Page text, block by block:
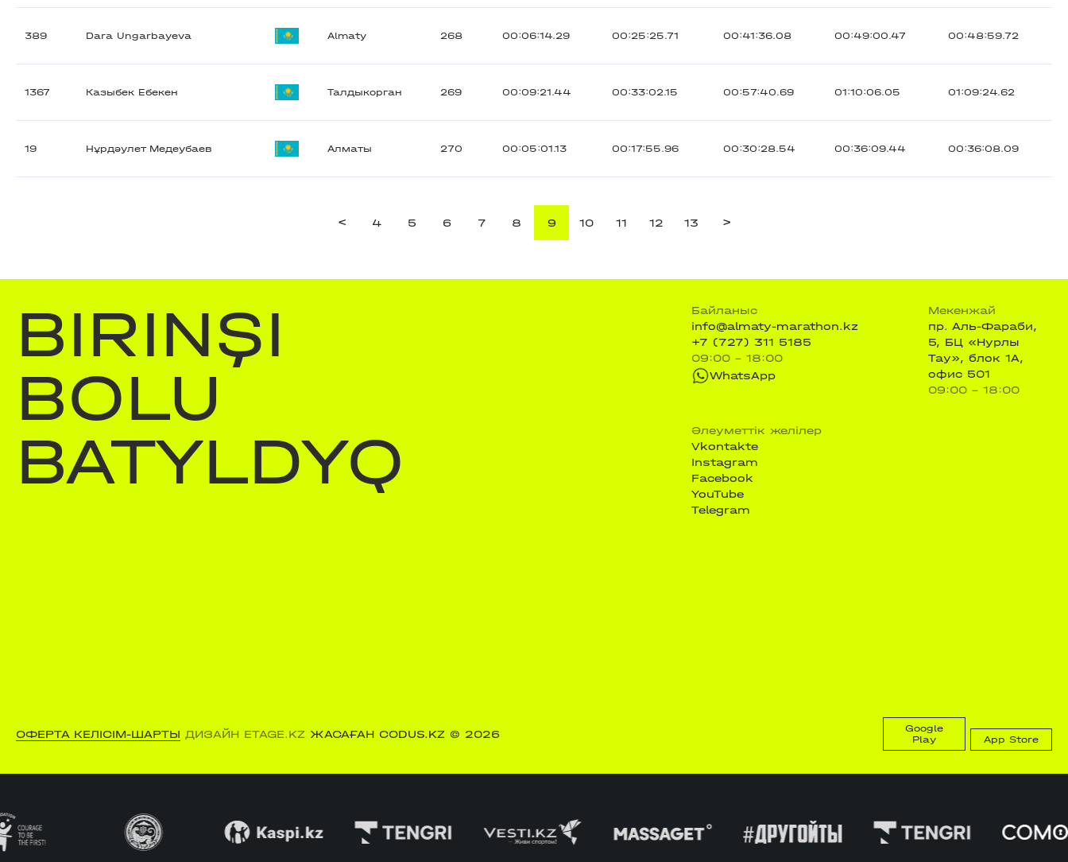
389 Dara Ungarbayeva Almaty 268 00:06:14.29 00:25:25.71 00:41:36.08 00:49:00.47 00:48:59.72
1367 Казыбек Ебекен Талдыкорган 269 00:09:21.44 00:33:02.15 00:57:40.69 01:10:06.05 01:09:24.62
19 Нұрдәулет Медеубаев Алматы 270 00:05:01.13 00:17:55.96 00:30:28.54 00:36:09.44 00:36:08.09
< 4 5 6 7 8 9 10 11 12 13 >
BIRINŞI
BOLU
BATYLDYQ
Байланыс
info@almaty-marathon.kz
+7 (727) 311 5185
09:00 - 18:00
WhatsApp
Мекенжай
пр. Аль-Фараби,
5, БЦ «Нурлы
Тау», блок 1А,
офис 501
09:00 - 18:00
Әлеуметтік желілер
Vkontakte
Instagram
Facebook
YouTube
Telegram
ОФЕРТА КЕЛІСІМ-ШАРТЫ ДИЗАЙН ETAGE.KZ ЖАСАҒАН CODUS.KZ © 2026
Google
Play
App Store